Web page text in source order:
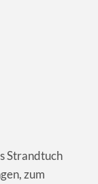
Strandtuch
zum